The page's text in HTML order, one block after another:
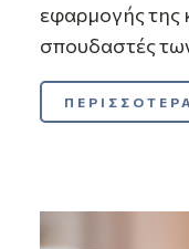
εφαρμογής της
σπουδαστές
ΠΕΡΙΣΣΟΤΕΡΑ